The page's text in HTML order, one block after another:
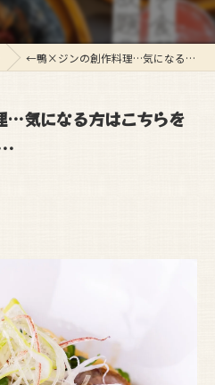
←鴨×ジンの創作料理…気になる方はこちらをタップ！こんにちは...
気になる方はこちらを